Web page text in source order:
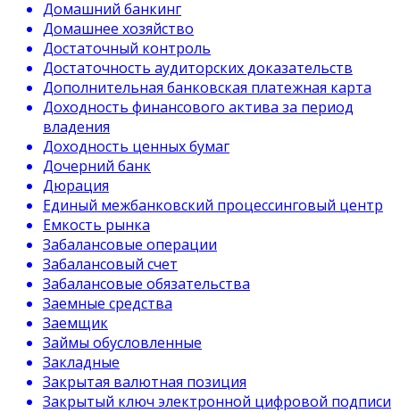
Домашний банкинг
Домашнее хозяйство
Достаточный контроль
Достаточность аудиторских доказательств
Дополнительная банковская платежная карта
Доходность финансового актива за период
владения
Доходность ценных бумаг
Дочерний банк
Дюрация
Единый межбанковский процессинговый центр
Емкость рынка
Забалансовые операции
Забалансовый счет
Забалансовые обязательства
Заемные средства
Заемщик
Займы обусловленные
Закладные
Закрытая валютная позиция
Закрытый ключ электронной цифровой подписи